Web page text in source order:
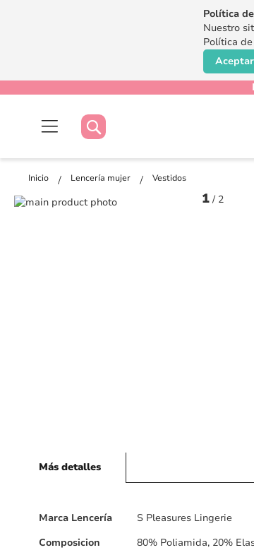
Política
Nuestro
Política
Aceptar
Buscar
Buscar
Inicio Lencería mujer Vestidos
Saltar
1 / 2
Más detalles
Más
Marca Lencería
S Pleasures Lingerie
Composicion
80% Poliamida, 20%